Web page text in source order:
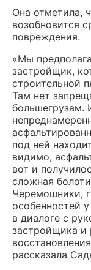
Она отметила,
возобновится
повреждения.
«Мы
застройщик,
строительной
Там нет
большегрузам.
под ней
видимо,
вот и
сложная
Черемошники,
особенностей
в диалоге с
застройщика и
рассказала